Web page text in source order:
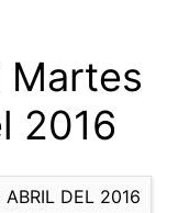
Martes
2016
DEL 2016